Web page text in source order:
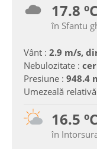
17.8
în Sfantu
Vânt : 2.9 m/s,
Nebulozitate :
Presiune : 948.4
Umezeală
16.5
în